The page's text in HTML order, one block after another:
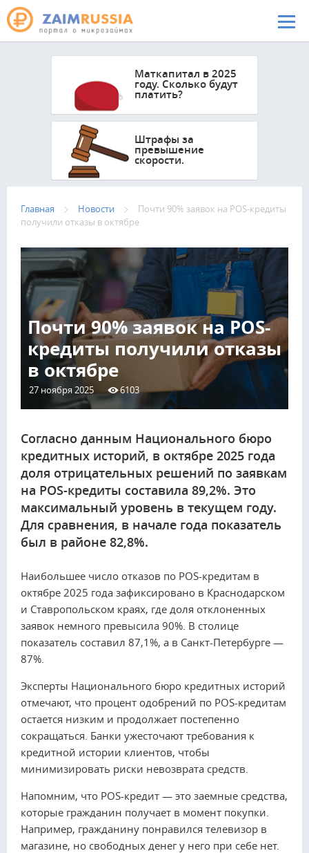
Перейти к основному содержанию
Маткапитал в 2025
году. Сколько будут
платить?
Штрафы за
превышение
скорости.
Главная Новости
Почти 90% заявок на POS-кредиты
получили отказы в октябре
Почти 90% заявок на POS-
кредиты получили отказы
в октябре
27 ноября 2025 6103
Согласно данным Национального бюро
кредитных историй, в октябре 2025 года
доля отрицательных решений по заявкам
на POS-кредиты составила 89,2%. Это
максимальный уровень в текущем году.
Для сравнения, в начале года показатель
был в районе 82,8%.
Наибольшее число отказов по POS-кредитам в
октябре 2025 года зафиксировано в Краснодарском
и Ставропольском краях, где доля отклоненных
заявок немного превысила 90%. В столице
показатель составил 87,1%, а в Санкт-Петербурге —
87%.
Эксперты Национального бюро кредитных историй
отмечают, что процент одобрений по POS-кредитам
остается низким и продолжает постепенно
сокращаться. Банки ужесточают требования к
кредитной истории клиентов, чтобы
минимизировать риски невозврата средств.
Напомним, что POS-кредит — это заемные средства,
которые гражданин получает в момент покупки.
Например, гражданину понравился телевизор в
магазине, но свободных денег у него при себе нет.